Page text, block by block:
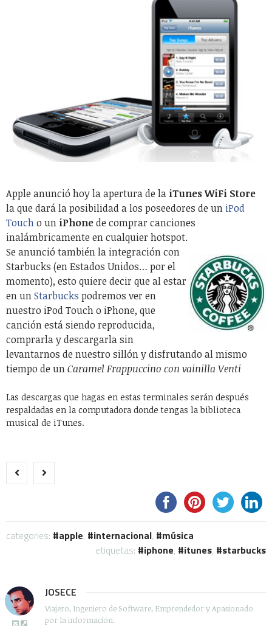
Apple anunció hoy la apertura de la iTunes WiFi Store
la que dará la posibilidad a los poseedores de un iPod
Toucho un iPhonede comprar canciones
inalámbricamente en cualquier hotspot.
Se anunció también la integración con
Starbucks (en Estados Unidos… por el
momento), esto quiere decir que al estar
en unStarbucks podremos ver en
nuestro iPod Touch o iPhone, que
canción está siendo reproducida,
comprarla y descargarla sin
levantarnos de nuestro sillón y disfrutando al mismo
tiempo de unCaramel Frappuccino con vainilla Venti
Las descargas que hagas en estas terminales serán después
respaldadas en la computadora donde tengas la biblioteca
musical de iTunes.
categories: apple, internacional,
música
etiquetas:
iphone, itunes, starbucks
JOSECE
Viajero, Ingeniero de Software, Emprendedor y Apasionado
por la información.